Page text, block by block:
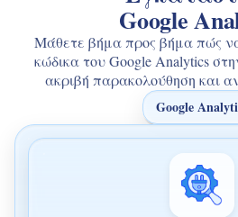
Google
Μάθετε βήμα προς βήμα πώς
κώδικα του Google Analytics
ακριβή παρακολούθηση και
Google